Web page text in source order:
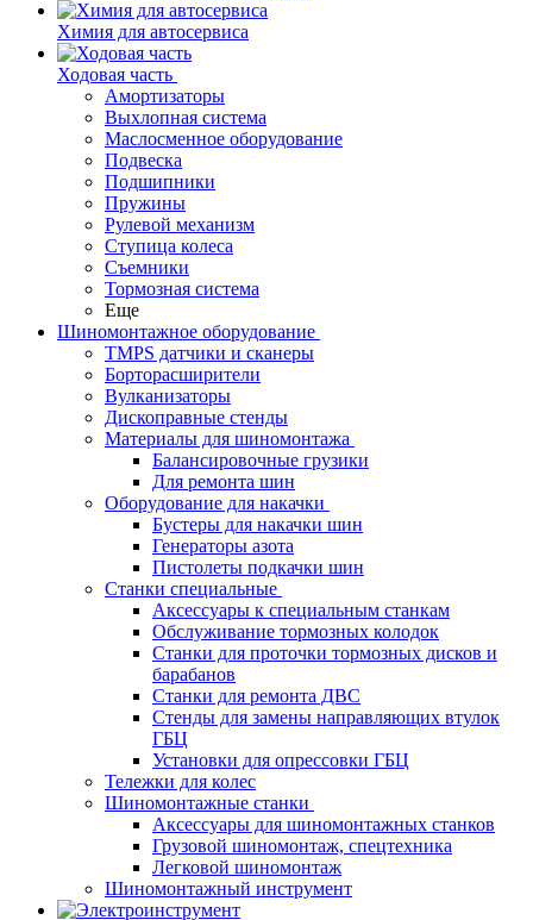
Химия для автосервиса
Ходовая часть
Амортизаторы
Выхлопная система
Маслосменное оборудование
Подвеска
Подшипники
Пружины
Рулевой механизм
Ступица колеса
Съемники
Тормозная система
Еще
Шиномонтажное оборудование
TMPS датчики и сканеры
Борторасширители
Вулканизаторы
Дископравные стенды
Материалы для шиномонтажа
Балансировочные грузики
Для ремонта шин
Оборудование для накачки
Бустеры для накачки шин
Генераторы азота
Пистолеты подкачки шин
Станки специальные
Аксессуары к специальным станкам
Обслуживание тормозных колодок
Станки для проточки тормозных дисков и
барабанов
Станки для ремонта ДВС
Стенды для замены направляющих втулок
ГБЦ
Установки для опрессовки ГБЦ
Тележки для колес
Шиномонтажные станки
Аксессуары для шиномонтажных станков
Грузовой шиномонтаж, спецтехника
Легковой шиномонтаж
Шиномонтажный инструмент